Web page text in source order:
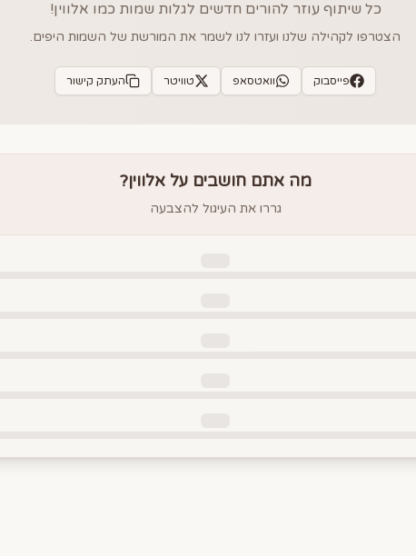
כל שיתוף עוזר להורים חדשים לגלות שמות כמו אלווין!
הצטרפו לקהילה שלנו ועזרו לנו לשמר את המורשת של השמות היפים.
פייסבוק וואטסאפ טוויטר העתק קישור
מה אתם חושבים עלאלווין?
גררו את העיגול להצבעה